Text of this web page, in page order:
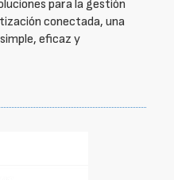
para la gestión
conectada, una
eficaz y